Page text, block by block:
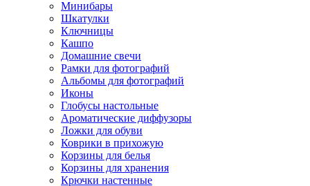
Минибары
Шкатулки
Ключницы
Кашпо
Домашние свечи
Рамки для фотографий
Альбомы для фотографий
Иконы
Глобусы настольные
Ароматические диффузоры
Ложки для обуви
Коврики в прихожую
Корзины для белья
Корзины для хранения
Крючки настенные